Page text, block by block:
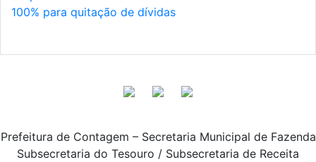
100% para quitação de dívidas
Prefeitura de Contagem – Secretaria Municipal de Fazenda
Subsecretaria do Tesouro / Subsecretaria de Receita